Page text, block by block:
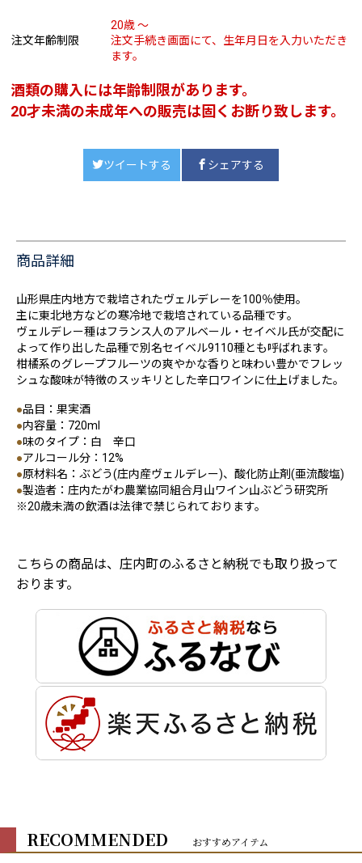
注文年齢制限
20歳 ～
注文手続き画面にて、生年月日を入力いただき
ます。
酒類の購入には年齢制限があります。
20才未満の未成年への販売は固くお断り致します。
ツイートする シェアする
商品詳細
山形県庄内地方で栽培されたヴェルデレーを100％使用。
主に東北地方などの寒冷地で栽培されている品種です。
ヴェルデレー種はフランス人のアルベール・セイベル氏が交配に
よって作り出した品種で別名セイベル9110種とも呼ばれます。
柑橘系のグレープフルーツの爽やかな香りと味わい豊かでフレッ
シュな酸味が特徴のスッキリとした辛口ワインに仕上げました。
●品目：果実酒
●内容量：720ml
●味のタイプ：白 辛口
●アルコール分：12%
●原材料名：ぶどう(庄内産ヴェルデレー)、酸化防止剤(亜流酸塩)
●製造者：庄内たがわ農業協同組合月山ワイン山ぶどう研究所
※20歳未満の飲酒は法律で禁じられております。
こちらの商品は、庄内町のふるさと納税でも取り扱って
おります。
RECOMMENDED おすすめアイテム